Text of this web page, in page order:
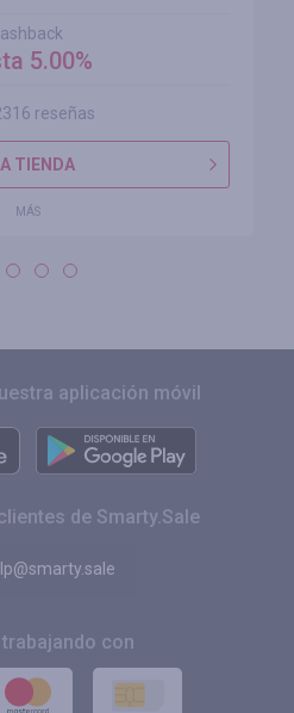
5.00%
reseñas
A TIENDA
MÁS
aplicación móvil
de Smarty.Sale
con